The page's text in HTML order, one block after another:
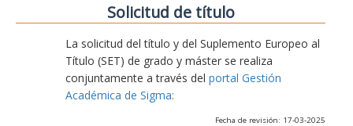
Solicitud de título
La solicitud del título y del Suplemento Europeo al
Título (SET) de grado y máster se realiza
conjuntamente a través del portal Gestión
Académica de Sigma:
Fecha de revisión: 17-03-2025